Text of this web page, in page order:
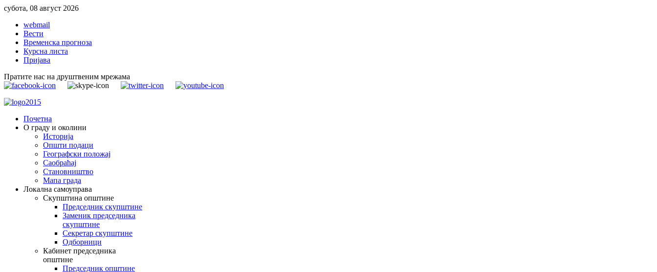
субота, 08 август 2026
webmail
Вести
Временска прогноза
Курсна листа
Пријава
Пратите нас на друштвеним мрежама
Почетна
О граду и околини
Историја
Општи подаци
Географски положај
Саобраћај
Становништво
Мапа града
Локална самоуправа
Скупштина општине
Председник скупштине
Заменик председника
скупштине
Секретар скупштине
Одборници
Кабинет председника
општине
Председник општине